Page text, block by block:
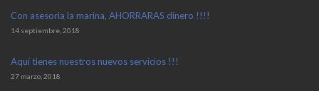
Con asesoria la marina, AHORRARAS dinero !!!!
14 septiembre, 2018
Aquí tienes nuestros nuevos servicios !!!
27 marzo, 2018